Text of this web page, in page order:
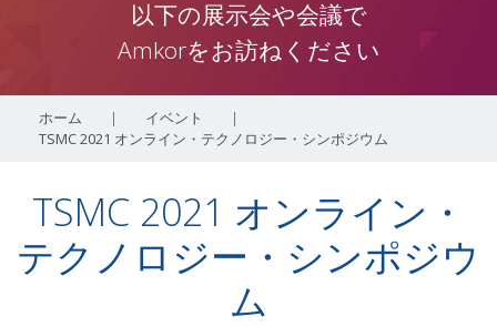
以下の展示会や会議で
Amkorをお訪ねください
ホーム | イベント
|
TSMC 2021 オンライン・テクノロジー・シンポジウム
TSMC 2021 オンライン・
テクノロジー・シンポジウ
ム